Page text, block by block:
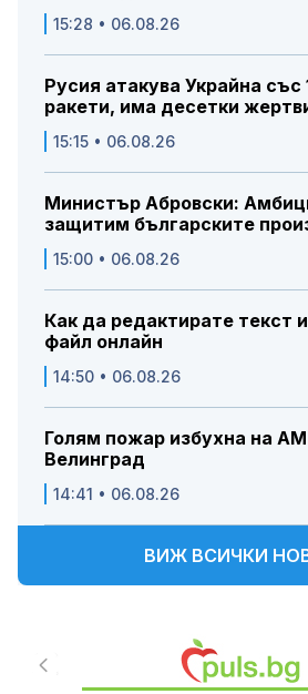
15:28 • 06.08.26
Русия атакува Украйна със
ракети, има десетки
15:15 • 06.08.26
Министър Абровски:
защитим българските
15:00 • 06.08.26
Как да редактирате текст
файл онлайн
14:50 • 06.08.26
Голям пожар избухна на
Велинград
14:41 • 06.08.26
ВИЖ ВСИЧКИ